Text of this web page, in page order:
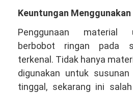
Keuntungan Menggunakan
Penggunaan material
berbobot ringan pada
terkenal. Tidak hanya
digunakan untuk
tinggal, sekarang ini